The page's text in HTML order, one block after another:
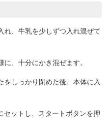
、牛乳を少しずつ入れ混ぜて
、十分にかき混ぜます。
しっかり閉めた後、本体に入
ットし、スタートボタンを押